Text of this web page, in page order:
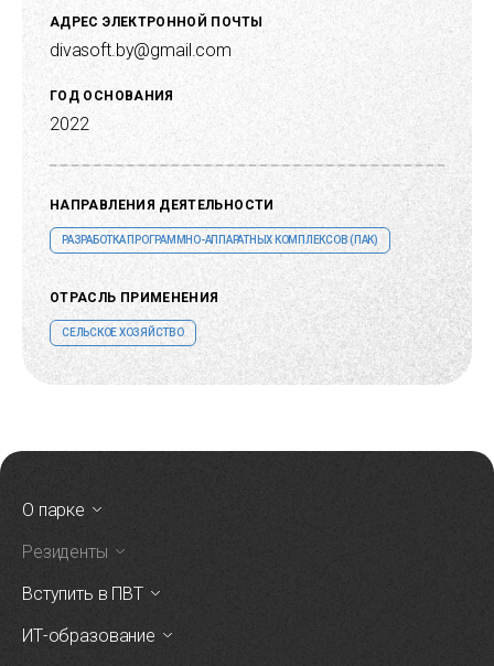
АДРЕС ЭЛЕКТРОННОЙ ПОЧТЫ
divasoft.by@gmail.com
ГОД ОСНОВАНИЯ
2022
НАПРАВЛЕНИЯ ДЕЯТЕЛЬНОСТИ
РАЗРАБОТКА ПРОГРАММНО-АППАРАТНЫХ КОМПЛЕКСОВ (ПАК)
ОТРАСЛЬ ПРИМЕНЕНИЯ
СЕЛЬСКОЕ ХОЗЯЙСТВО
О парке
Резиденты
Вступить в ПВТ
ИТ-образование